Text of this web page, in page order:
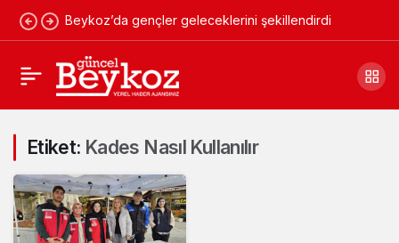
Beykoz’da gençler geleceklerini şekillendirdi
Etiket: Kades Nasıl Kullanılır